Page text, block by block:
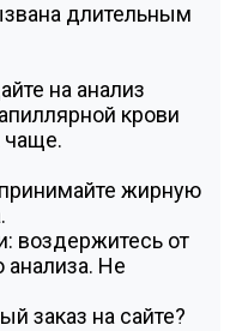
длительным
на анализ
крови
чаще.
жирную
воздержитесь от
Не
заказ на сайте?